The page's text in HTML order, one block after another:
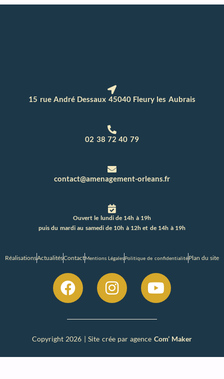
15 rue André Dessaux 45040 Fleury les Aubrais
02 38 72 40 79
contact@amenagement-orleans.fr
Ouvert le lundi de 14h à 19h
puis du mardi au samedi de 10h à 12h et de 14h à 19h
RéalisationsActualitésContactMentions LégalesPolitique de confidentialitéPlan du site
Copyright 2026 | Site crée par agence Com’ Maker